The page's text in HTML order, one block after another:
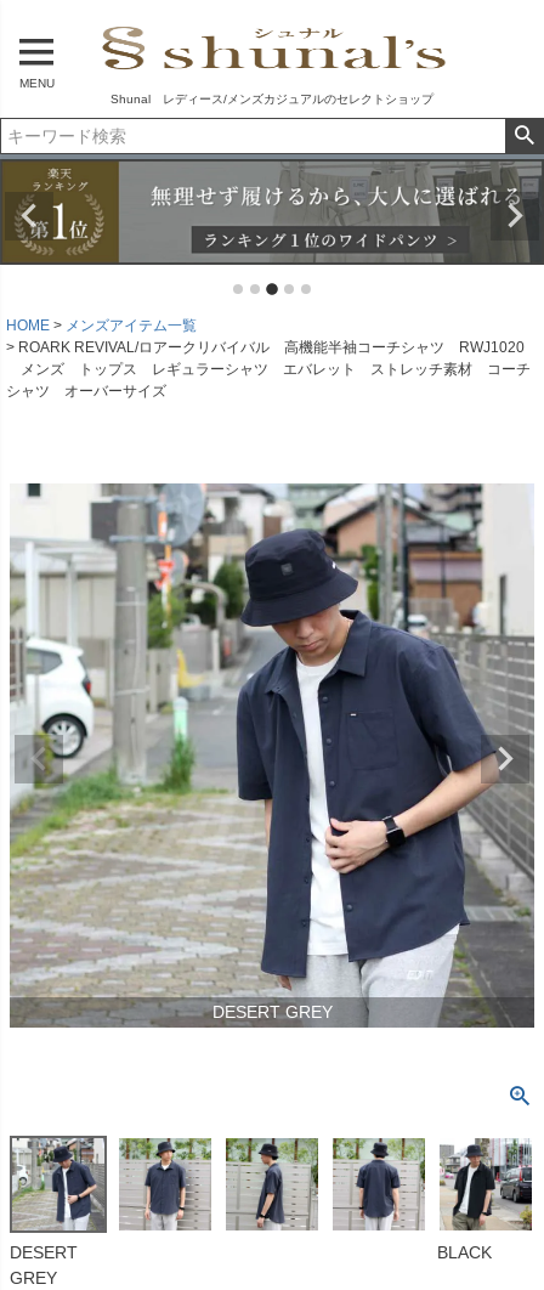
MENU
Shunal レディース/メンズカジュアルのセレクトショップ
HOME
メンズアイテム一覧
ROARK REVIVAL/ロアークリバイバル 高機能半袖コーチシャツ RWJ1020
メンズ トップス レギュラーシャツ エバレット ストレッチ素材 コーチ
シャツ オーバーサイズ
DESERT GREY
DESERT
GREY
BLACK